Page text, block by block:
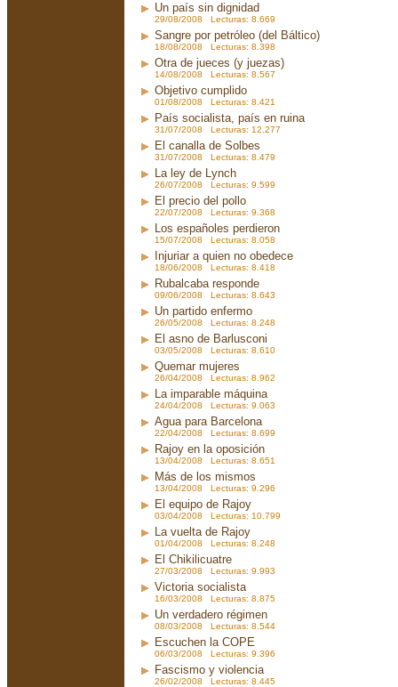
Un país sin dignidad
29/08/2008 Lecturas: 8.669
Sangre por petróleo (del Báltico)
18/08/2008 Lecturas: 8.398
Otra de jueces (y juezas)
14/08/2008 Lecturas: 8.567
Objetivo cumplido
01/08/2008 Lecturas: 8.421
País socialista, país en ruina
31/07/2008 Lecturas: 12.277
El canalla de Solbes
31/07/2008 Lecturas: 8.479
La ley de Lynch
26/07/2008 Lecturas: 9.599
El precio del pollo
22/07/2008 Lecturas: 9.368
Los españoles perdieron
15/07/2008 Lecturas: 8.058
Injuriar a quien no obedece
18/06/2008 Lecturas: 8.418
Rubalcaba responde
09/06/2008 Lecturas: 8.643
Un partido enfermo
26/05/2008 Lecturas: 8.248
El asno de Barlusconi
03/05/2008 Lecturas: 8.610
Quemar mujeres
26/04/2008 Lecturas: 8.962
La imparable máquina
24/04/2008 Lecturas: 9.063
Agua para Barcelona
22/04/2008 Lecturas: 8.699
Rajoy en la oposición
13/04/2008 Lecturas: 8.651
Más de los mismos
13/04/2008 Lecturas: 9.296
El equipo de Rajoy
03/04/2008 Lecturas: 10.799
La vuelta de Rajoy
01/04/2008 Lecturas: 8.248
El Chikilicuatre
27/03/2008 Lecturas: 9.993
Victoria socialista
16/03/2008 Lecturas: 8.875
Un verdadero régimen
08/03/2008 Lecturas: 8.544
Escuchen la COPE
06/03/2008 Lecturas: 9.396
Fascismo y violencia
26/02/2008 Lecturas: 8.445